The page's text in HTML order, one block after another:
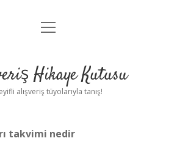
Anasayfa
Yasal Uyarı
menüyü
Hikaye Kutusu
alışveriş tüyolarıyla tanış!
takvimi nedir